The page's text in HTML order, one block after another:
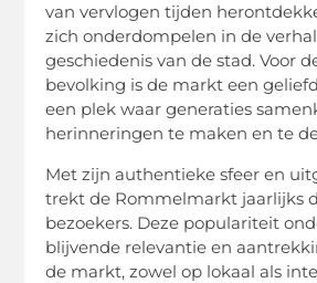
van vervlogen tijden
zich onderdompelen in de
geschiedenis van de stad. Voor
bevolking is de markt een
een plek waar generaties
herinneringen te maken en te
Met zijn authentieke sfeer en
trekt de Rommelmarkt jaarlijks
bezoekers. Deze populariteit
blijvende relevantie en
de markt, zowel op lokaal als